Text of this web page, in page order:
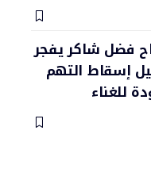
فضل شاكر يفجر
إسقاط التهم
للغناء